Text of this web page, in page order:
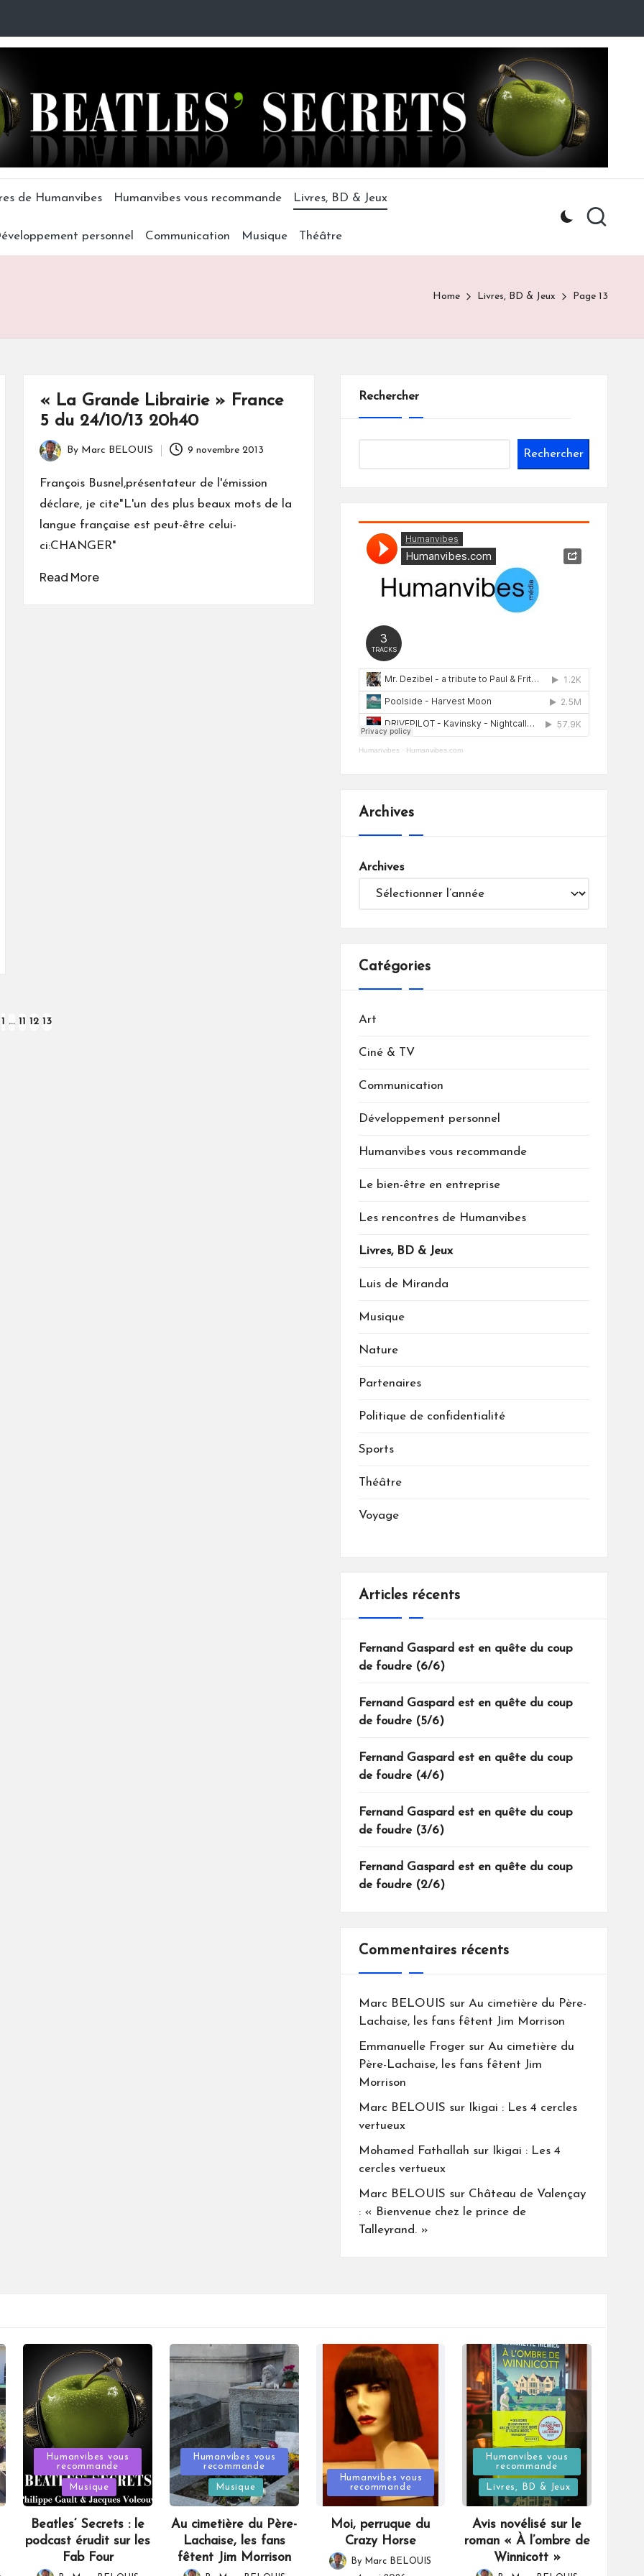
de Humanvibes Humanvibes vous recommande Livres, BD & Jeux
personnel Communication Musique Théâtre
Home Livres, BD & Jeux Page 13
« La Grande Librairie » France
5 du 24/10/13 20h40
Posted
by
By Marc BELOUIS 9 novembre 2013
François Busnel,présentateur de l'émission
déclare, je cite"L'un des plus beaux mots de la
langue française est peut-être celui-
ci:CHANGER"
Read More
1 … 11 12 13
Rechercher
Rechercher
Humanvibes· Humanvibes.com
Archives
Archives
Catégories
Art
Ciné & TV
Communication
Développement personnel
Humanvibes vous recommande
Le bien-être en entreprise
Les rencontres de Humanvibes
Livres, BD & Jeux
Luis de Miranda
Musique
Nature
Partenaires
Politique de confidentialité
Sports
Théâtre
Voyage
Articles récents
Fernand Gaspard est en quête du coup
de foudre (6/6)
Fernand Gaspard est en quête du coup
de foudre (5/6)
Fernand Gaspard est en quête du coup
de foudre (4/6)
Fernand Gaspard est en quête du coup
de foudre (3/6)
Fernand Gaspard est en quête du coup
de foudre (2/6)
Commentaires récents
Marc BELOUIS sur Au cimetière du Père-
Lachaise, les fans fêtent Jim Morrison
Emmanuelle Frogersur Au cimetière du
Père-Lachaise, les fans fêtent Jim
Morrison
Marc BELOUIS sur
Ikigai : Les 4 cercles
vertueux
Mohamed Fathallah sur
Ikigai : Les 4
cercles vertueux
Marc BELOUIS sur Château de Valençay
: « Bienvenue chez le prince de
Talleyrand. »
Posted
in
Humanvibes vous
recommande
Musique
Beatles’ Secrets : le
podcast érudit sur les
Fab Four
Posted
in
Humanvibes vous
recommande
Musique
Au cimetière du Père-
Lachaise, les fans
fêtent Jim Morrison
Posted
in
Humanvibes vous
recommande
Moi, perruque du
Crazy Horse
Posted
By Marc BELOUIS
Posted
in
Humanvibes vous
recommande
Livres, BD & Jeux
Avis novélisé sur le
roman « À l’ombre de
Winnicott »